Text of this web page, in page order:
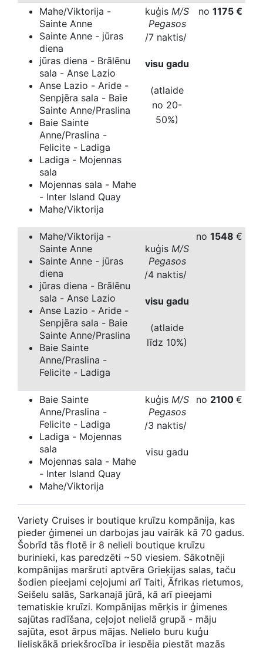
Mahe/Viktorija -
Sainte Anne
Sainte Anne - jūras
diena
jūras diena - Brālēnu
sala - Anse Lazio
Anse Lazio - Aride -
Senpjēra sala - Baie
Sainte Anne/Praslina
Baie Sainte
Anne/Praslina -
Felicite - Ladiga
Ladiga - Mojennas
sala
Mojennas sala - Mahe
- Inter Island Quay
Mahe/Viktorija
kuģis M/S
Pegasos
/7 naktis/
visu gadu
(atlaide
no 20-
50%)
no1175€
Mahe/Viktorija -
Sainte Anne
Sainte Anne - jūras
diena
jūras diena - Brālēnu
sala - Anse Lazio
Anse Lazio - Aride -
Senpjēra sala - Baie
Sainte Anne/Praslina
Baie Sainte
Anne/Praslina -
Felicite - Ladiga
kuģis M/S
Pegasos
/4 naktis/
visu gadu
(atlaide
līdz 10%)
no1548€
Baie Sainte
Anne/Praslina -
Felicite - Ladiga
Ladiga - Mojennas
sala
Mojennas sala - Mahe
- Inter Island Quay
Mahe/Viktorija
kuģis M/S
Pegasos
/3 naktis/
visu gadu
no 2100€
Variety Cruises ir boutique kruīzu kompānija, kas
pieder ģimenei un darbojas jau vairāk kā 70 gadus.
Šobrīd tās flotē ir 8 nelieli boutique kruīzu
burinieki, kas paredzēti ~50 viesiem. Sākotnēji
kompānijas maršruti aptvēra Grieķijas salas, taču
šodien pieejami ceļojumi arī Taiti, Āfrikas rietumos,
Seišelu salās, Sarkanajā jūrā, kā arī pieejami
tematiskie kruīzi. Kompānijas mērķis ir ģimenes
sajūtas radīšana, ceļojot nelielā grupā - māju
sajūta, esot ārpus mājas. Nelielo buru kuģu
lieliskākā priekšrocība ir iespēja piestāt mazās